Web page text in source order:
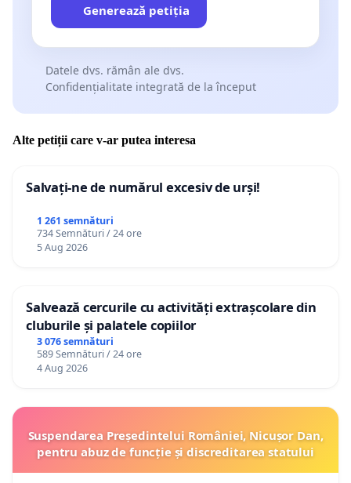
Generează petiția
Datele dvs. rămân ale dvs.
Confidențialitate integrată de la început
Alte petiții care v-ar putea interesa
Salvați-ne de numărul excesiv de urși!
1 261 semnături
734 Semnături / 24 ore
5 Aug 2026
Salvează cercurile cu activități extrașcolare din
cluburile și palatele copiilor
3 076 semnături
589 Semnături / 24 ore
4 Aug 2026
Suspendarea Președintelui României, Nicușor Dan,
pentru abuz de funcție și discreditarea statului